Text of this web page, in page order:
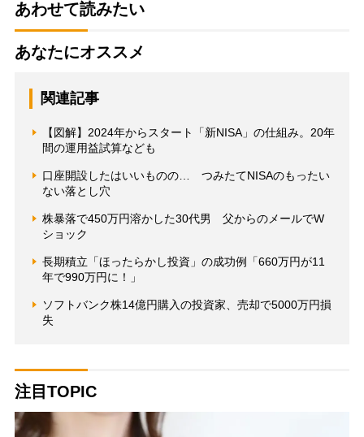
あわせて読みたい
あなたにオススメ
関連記事
【図解】2024年からスタート「新NISA」の仕組み。20年
間の運用益試算なども
口座開設したはいいものの… つみたてNISAのもったい
ない落とし穴
株暴落で450万円溶かした30代男 父からのメールでW
ショック
長期積立「ほったらかし投資」の成功例「660万円が11
年で990万円に！」
ソフトバンク株14億円購入の投資家、売却で5000万円損
失
注目TOPIC